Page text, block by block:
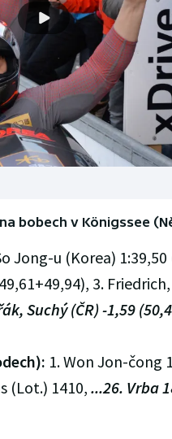
bobech v Königssee
Jong-u (Korea) 1:39,50
3.
Suchý (ČR) -1,59
1. Won Jon-čong
(Lot.) 1410,...26. Vrba